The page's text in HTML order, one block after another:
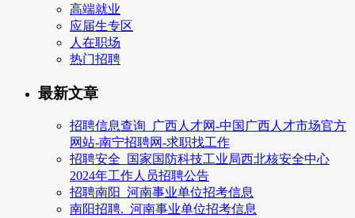
高端就业
应届生专区
人在职场
热门招聘
最新文章
招聘信息查询_广西人才网-中国广西人才市场官方
网站-南宁招聘网-求职找工作
招聘安全_国家国防科技工业局西北核安全中心
2024年工作人员招聘公告
招聘南阳_河南事业单位招考信息
南阳招聘._河南事业单位招考信息